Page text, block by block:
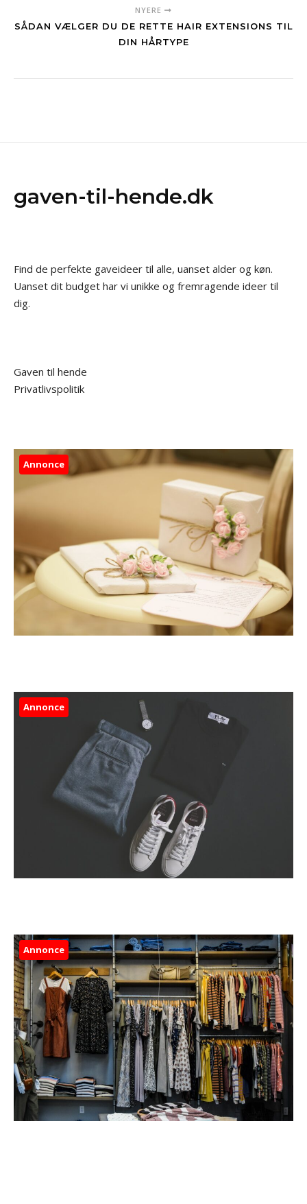
NYERE
SÅDAN VÆLGER DU DE RETTE HAIR EXTENSIONS TIL
DIN HÅRTYPE
gaven-til-hende.dk
Find de perfekte gaveideer til alle, uanset alder og køn.
Uanset dit budget har vi unikke og fremragende ideer til
dig.
Gaven til hende
Privatlivspolitik
Annonce
Annonce
Annonce